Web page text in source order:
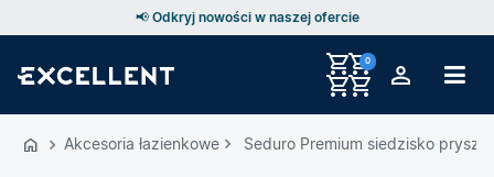
📢 Odkryj nowości w naszej ofercie
0
Akcesoria łazienkowe Seduro Premium siedzisko